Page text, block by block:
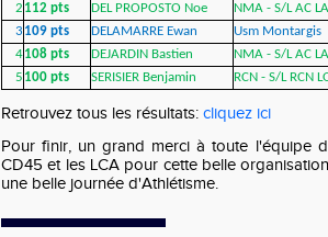
2 112 pts DEL PROPOSTO Noe
NMA - S/L AC
3 109 pts DELAMARRE Ewan
Usm Montargis
4108 pts DEJARDIN Bastien
NMA - S/L AC
5 100 pts SERISIER Benjamin RCN - S/L RCN
Retrouvez tous les résultats: cliquez ici
Pour finir, un grand merci à toute l'équipe
CD45 et les LCA pour cette belle
une belle journée d'Athlétisme.